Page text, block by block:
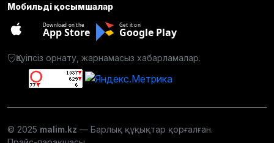
Мобильді қосымшалар
Download on the
App Store
Get it on
Google Play
Қауіпсіз орнату, жарнамасыз хабарламалар.
© 2025 malim.kz — Барлық құқықтар қорғалған.